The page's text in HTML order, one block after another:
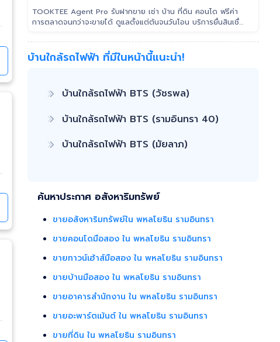
TOOKTEE Agent Pro รับฝากขาย เช่า บ้าน ที่ดิน คอนโด ฟรีค่า
การตลาดจนกว่าจะขายได้ ดูแลตั้งแต่ต้นจนวันโอน บริการยื่นสินเชื่อ
บ้านใกล้รถไฟฟ้า ที่มีในหน้านี้แนะนำ!
บ้านใกล้รถไฟฟ้า BTS (วัชรพล)
บ้านใกล้รถไฟฟ้า BTS (รามอินทรา 40)
บ้านใกล้รถไฟฟ้า BTS (มัยลาภ)
ค้นหาประกาศ อสังหาริมทรัพย์
ขายอสังหาริมทรัพย์ใน พหลโยธิน รามอินทรา
ขายคอนโดมือสอง ใน พหลโยธิน รามอินทรา
ขายทาวน์เฮ้าส์มือสอง ใน พหลโยธิน รามอินทรา
ขายบ้านมือสอง ใน พหลโยธิน รามอินทรา
ขายอาคารสำนักงาน ใน พหลโยธิน รามอินทรา
ขายอะพาร์ตเม้นต์ ใน พหลโยธิน รามอินทรา
ขายที่ดิน ใน พหลโยธิน รามอินทรา